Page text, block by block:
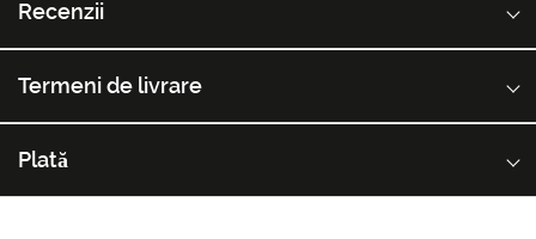
Recenzii
Termeni de livrare
Plată